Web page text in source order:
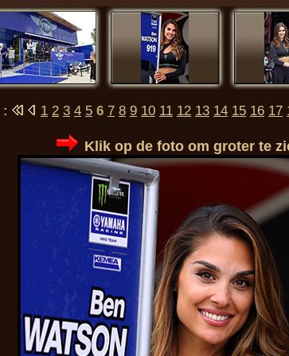
1 2 3 4 5 6 7 8 9 10 11 12 13 14 15 16 17
Klik op de foto om groter te